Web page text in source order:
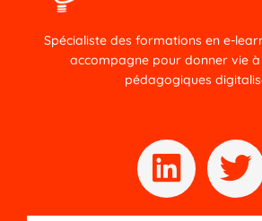
Spécialiste des formations en e-
accompagne pour donner vie
pédagogiques